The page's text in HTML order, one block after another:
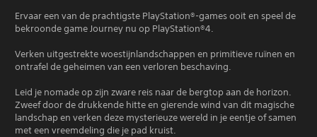
Ervaar een van de prachtigste PlayStation®-games ooit en speel de
bekroonde game Journey nu op PlayStation®4.
Verken uitgestrekte woestijnlandschappen en primitieve ruïnen en
ontrafel de geheimen van een verloren beschaving.
Leid je nomade op zijn zware reis naar de bergtop aan de horizon.
Zweef door de drukkende hitte en gierende wind van dit magische
landschap en verken deze mysterieuze wereld in je eentje of samen
met een vreemdeling die je pad kruist.